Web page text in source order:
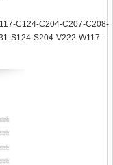
C124-C204-C207-C208-
S124-S204-V222-W117-